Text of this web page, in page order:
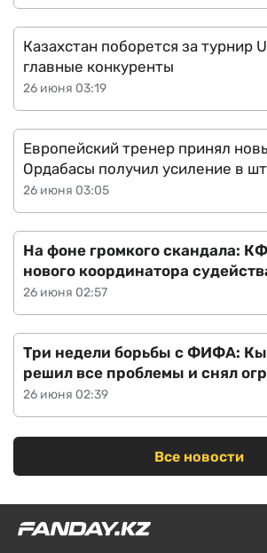
26 июня 03:19
Казахстан поборется за турнир
главные конкуренты
26 июня 03:05
Европейский тренер принял
Ордабасы получил усиление в
26 июня 02:57
На фоне громкого скандала:
нового координатора
26 июня 02:39
Три недели борьбы с ФИФА:
решил все проблемы и снял
Все новости